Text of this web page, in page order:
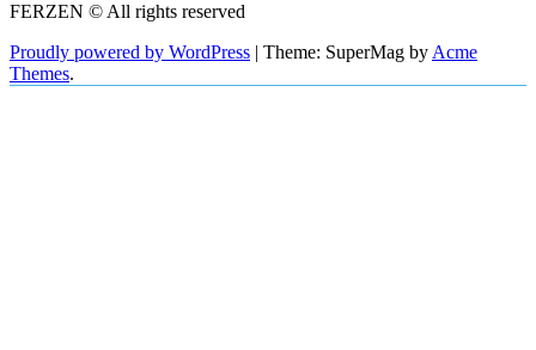
FERZEN © All rights reserved
Proudly powered by WordPress | Theme: SuperMag by Acme
Themes.